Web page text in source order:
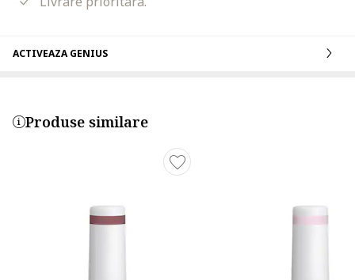
ACTIVEAZA GENIUS
Produse similare